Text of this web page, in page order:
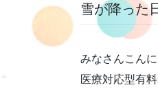
雪が降った
みなさんこん
医療対応型有